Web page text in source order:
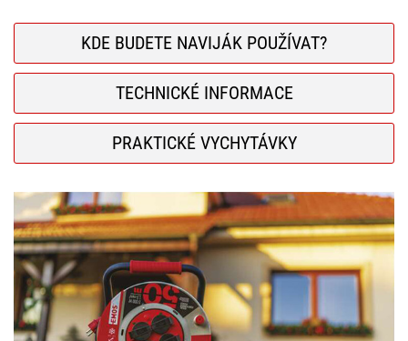
KDE BUDETE NAVIJÁK POUŽÍVAT?
TECHNICKÉ INFORMACE
PRAKTICKÉ VYCHYTÁVKY